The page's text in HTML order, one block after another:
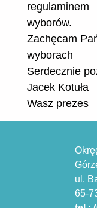
regulaminem
wyborów.
Zachęcam
wyborach
Serdecznie
Jacek Kotuła
Wasz prezes
ul.
65-